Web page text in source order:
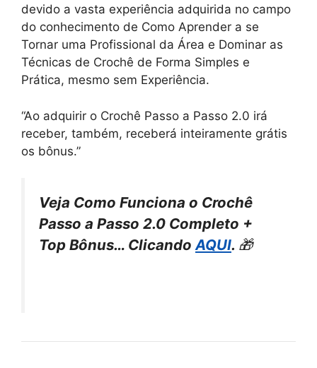
devido a vasta experiência adquirida no campo
do conhecimento de Como Aprender a se
Tornar uma Profissional da Área e Dominar as
Técnicas de Crochê de Forma Simples e
Prática, mesmo sem Experiência.
“Ao adquirir o Crochê Passo a Passo 2.0 irá
receber, também, receberá inteiramente grátis
os bônus.”
Veja Como Funciona o Crochê
Passo a Passo 2.0 Completo +
Top Bônus… ClicandoAQUI. 🎁